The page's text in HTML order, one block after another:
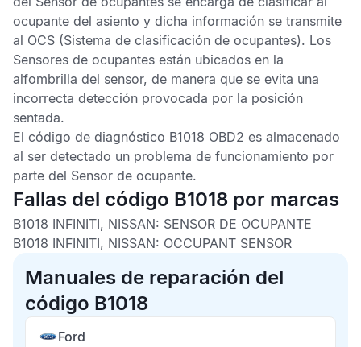
ocupante del asiento y dicha información se transmite
al OCS (Sistema de clasificación de ocupantes). Los
Sensores de ocupantes están ubicados en la
alfombrilla del sensor, de manera que se evita una
incorrecta detección provocada por la posición
sentada.
El código de diagnóstico B1018 OBD2 es almacenado
al ser detectado un problema de funcionamiento por
parte del Sensor de ocupante.
Fallas del código B1018 por marcas
B1018 INFINITI, NISSAN: SENSOR DE OCUPANTE
B1018 INFINITI, NISSAN: OCCUPANT SENSOR
Manuales de reparación del
código B1018
Ford